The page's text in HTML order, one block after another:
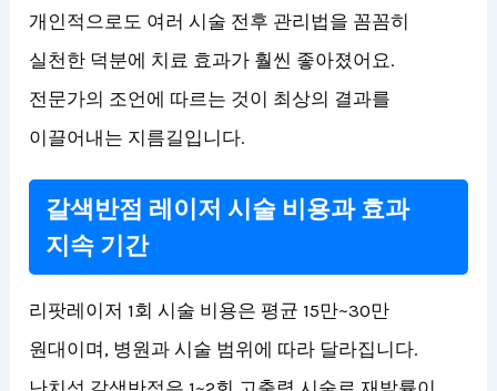
개인적으로도 여러 시술 전후 관리법을 꼼꼼히
실천한 덕분에 치료 효과가 훨씬 좋아졌어요.
전문가의 조언에 따르는 것이 최상의 결과를
이끌어내는 지름길입니다.
갈색반점 레이저 시술 비용과 효과
지속 기간
리팟레이저 1회 시술 비용은 평균 15만~30만
원대이며, 병원과 시술 범위에 따라 달라집니다.